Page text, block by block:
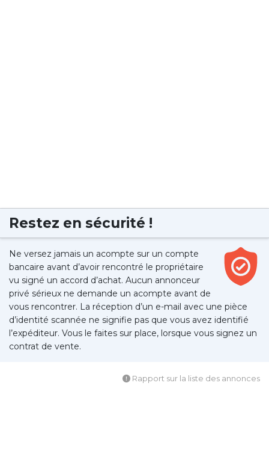
Restez en sécurité !
Ne versez jamais un acompte sur un compte
bancaire avant d’avoir rencontré le propriétaire
vu signé un accord d’achat. Aucun annonceur
privé sérieux ne demande un acompte avant de
vous rencontrer. La réception d’un e-mail avec une pièce
d’identité scannée ne signifie pas que vous avez identifié
l’expéditeur. Vous le faites sur place, lorsque vous signez un
contrat de vente.
Rapport sur la liste des annonces